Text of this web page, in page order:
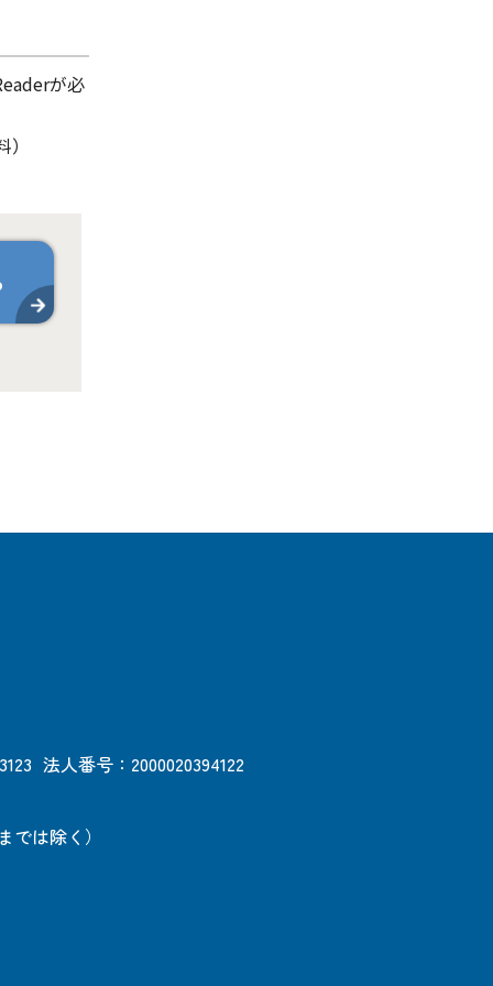
が必
法人番号：2000020394122
では除く）